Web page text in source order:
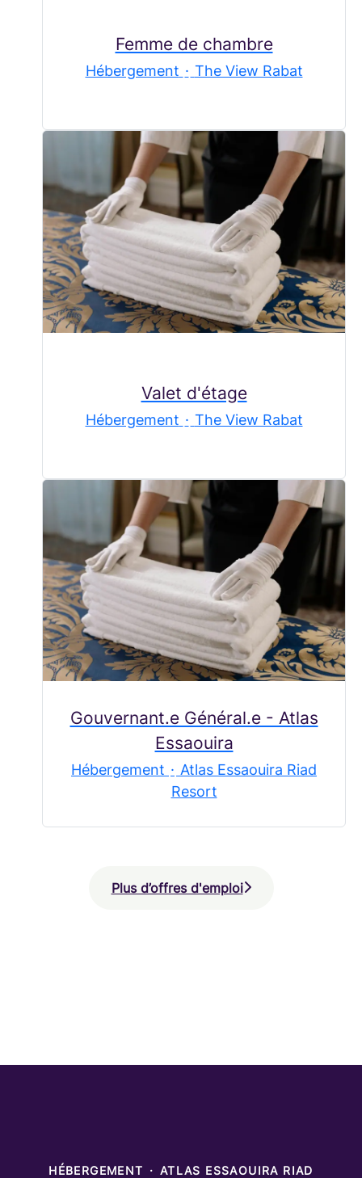
Femme de chambre
Hébergement · The View Rabat
Valet d'étage
Hébergement · The View Rabat
Gouvernant.e Général.e - Atlas
Essaouira
Hébergement · Atlas Essaouira Riad
Resort
Plus d’offres d'emploi
HÉBERGEMENT · ATLAS ESSAOUIRA RIAD